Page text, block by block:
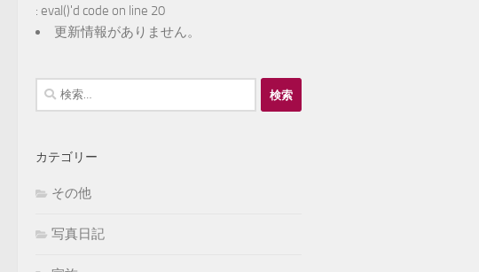
: eval()'d code on line 20
更新情報がありません。
検
索:
カテゴリー
その他
写真日記